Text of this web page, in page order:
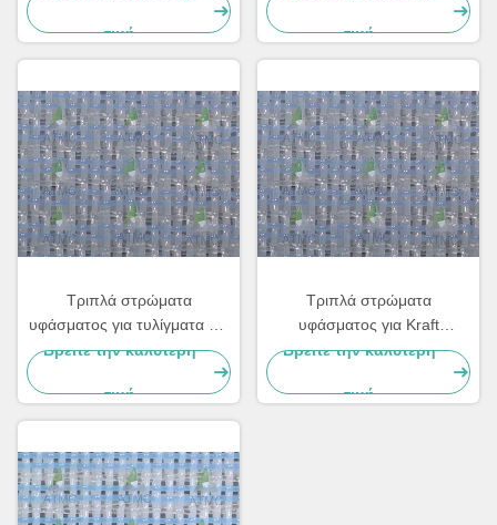
τιμή τιμή
Τριπλά στρώματα
υφάσματος για τυλίγματα και
χαρτιά συσκευασίας
Βρείτε την καλύτερη
τιμή
Τριπλά στρώματα
υφάσματος για Kraft
περιτύλιξη και χαρτιά
συσκευασίας, κατηγορίες
χαρτών
Βρείτε την καλύτερη
τιμή